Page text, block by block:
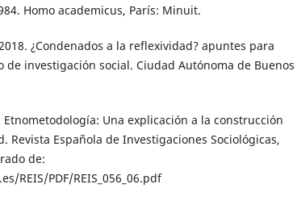
Homo academicus, París: Minuit.
¿Condenados a la reflexividad? apuntes para
de investigación social. Ciudad Autónoma de Buenos
Etnometodología: Una explicación a la construcción
Revista Española de Investigaciones Sociológicas,
de:
REIS/PDF/REIS_056_06.pdf